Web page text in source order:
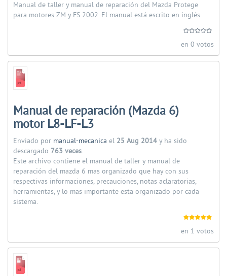
Manual de taller y manual de reparación del Mazda Protege
para motores ZM y FS 2002. El manual está escrito en inglés.
en 0 votos
Manual de reparación (Mazda 6)
motor L8-LF-L3
Enviado por manual-mecanica el 25 Aug 2014 y ha sido
descargado 763 veces.
Este archivo contiene el manual de taller y manual de
reparación del mazda 6 mas organizado que hay con sus
respectivas informaciones, precauciones, notas aclaratorias,
herramientas, y lo mas importante esta organizado por cada
sistema.
en 1 votos